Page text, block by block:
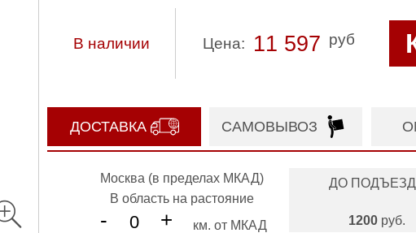
В наличии Цена: 11 597 руб
ДОСТАВКА САМОВЫВОЗ
Москва (в пределах МКАД)
В область на растояние
- + км. от МКАД
ДО
1200 руб.